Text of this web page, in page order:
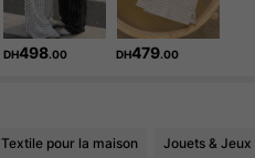
DH498.00 DH479.00
Textile pour la maison Jouets & Jeux